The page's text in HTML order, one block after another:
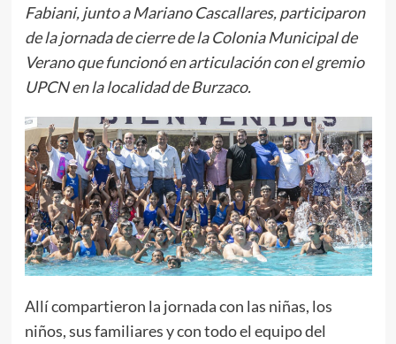
Fabiani, junto a Mariano Cascallares, participaron
de la jornada de cierre de la Colonia Municipal de
Verano que funcionó en articulación con el gremio
UPCN en la localidad de Burzaco.
Allí compartieron la jornada con las niñas, los
niños, sus familiares y con todo el equipo del